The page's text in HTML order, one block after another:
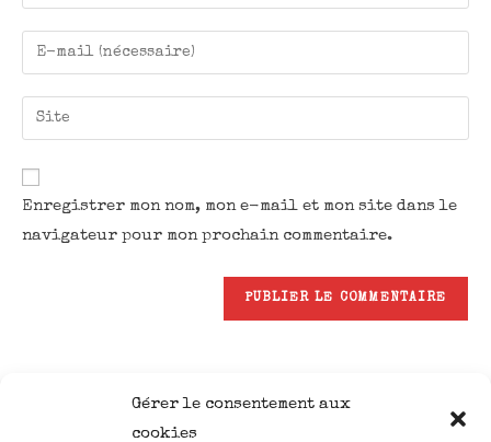
Gérer le consentement aux
cookies
Enregistrer mon nom, mon e-mail et mon site dans le
navigateur pour mon prochain commentaire.